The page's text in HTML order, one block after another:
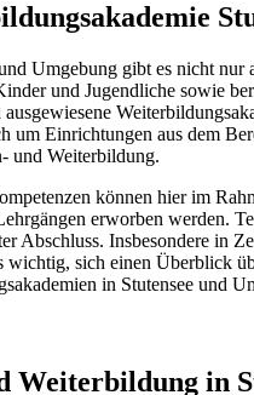
Umgebung gibt es nicht nur
und Jugendliche sowie
ausgewiesene
um Einrichtungen aus dem
und Weiterbildung.
können hier im
erworben werden.
Abschluss. Insbesondere in
wichtig, sich einen Überblick
in Stutensee und
Weiterbildung in